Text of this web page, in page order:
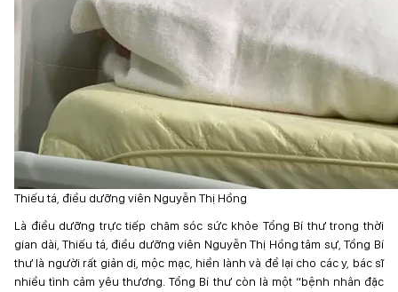
Thiếu tá, điều dưỡng viên Nguyễn Thị Hồng
Là điều dưỡng trực tiếp chăm sóc sức khỏe Tổng Bí thư trong thời
gian dài, Thiếu tá, điều dưỡng viên Nguyễn Thị Hồng tâm sự, Tổng Bí
thư là người rất giản dị, mộc mạc, hiền lành và để lại cho các y, bác sĩ
nhiều tình cảm yêu thương. Tổng Bí thư còn là một “bệnh nhân đặc